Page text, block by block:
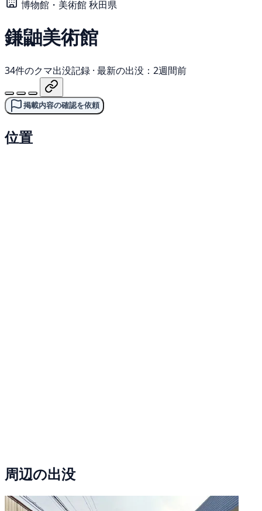
博物館・美術館秋田県
鎌鼬美術館
34件のクマ出没記録 · 最新の出没：2週間前
掲載内容の確認を依頼
位置
周辺の出没